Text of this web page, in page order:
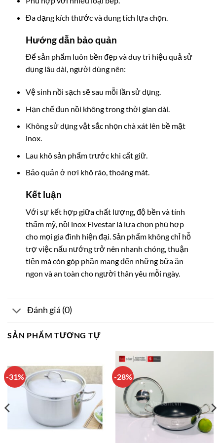
Đa dạng kích thước và dung tích lựa chọn.
Hướng dẫn bảo quản
Để sản phẩm luôn bền đẹp và duy trì hiệu quả sử
dụng lâu dài, người dùng nên:
Vệ sinh nồi sạch sẽ sau mỗi lần sử dụng.
Hạn chế đun nồi không trong thời gian dài.
Không sử dụng vật sắc nhọn chà xát lên bề mặt
inox.
Lau khô sản phẩm trước khi cất giữ.
Bảo quản ở nơi khô ráo, thoáng mát.
Kết luận
Với sự kết hợp giữa chất lượng, độ bền và tính
thẩm mỹ, nồi inox Fivestar là lựa chọn phù hợp
cho mọi gia đình hiện đại. Sản phẩm không chỉ hỗ
trợ việc nấu nướng trở nên nhanh chóng, thuận
tiện mà còn góp phần mang đến những bữa ăn
ngon và an toàn cho người thân yêu mỗi ngày.
Đánh giá (0)
SẢN PHẨM TƯƠNG TỰ
-31% -28%